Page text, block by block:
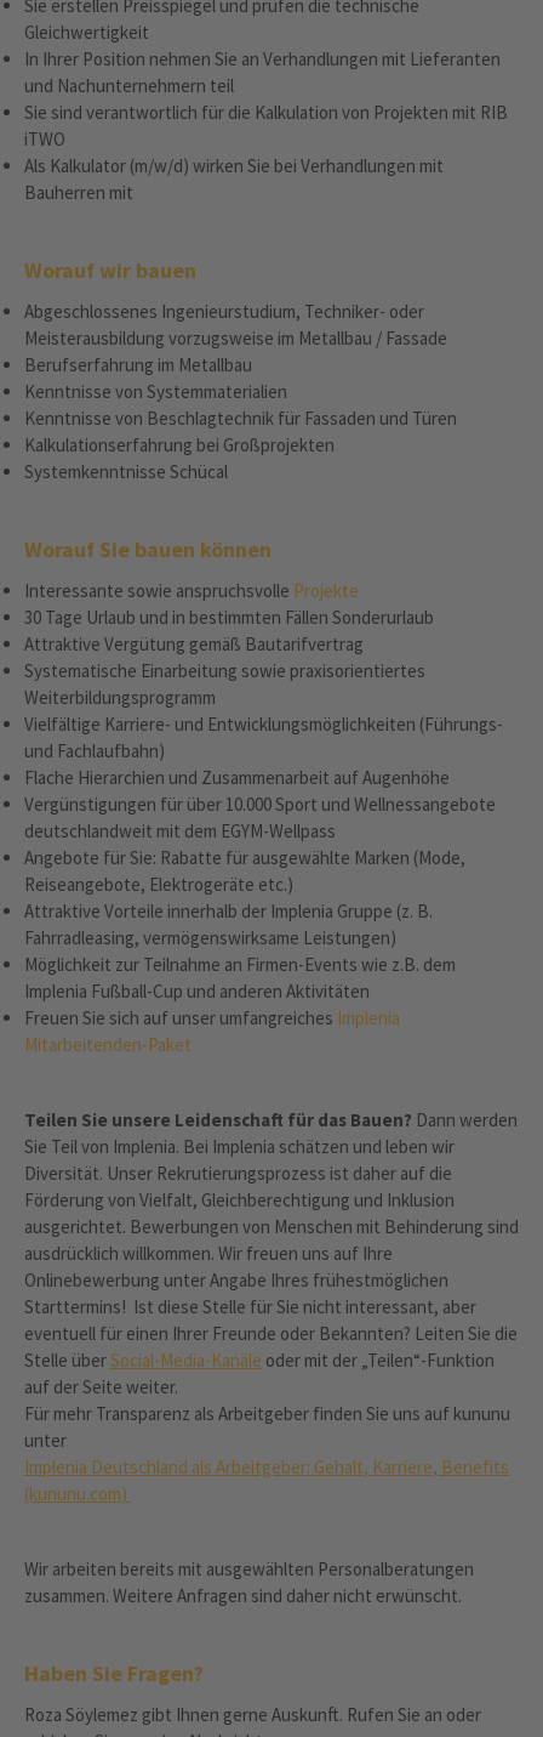
Sie erstellen Preisspiegel und prüfen die technische
Gleichwertigkeit
In Ihrer Position nehmen Sie an Verhandlungen mit Lieferanten
und Nachunternehmern teil
Sie sind verantwortlich für die Kalkulation von Projekten mit RIB
iTWO
Als Kalkulator (m/w/d) wirken Sie bei Verhandlungen mit
Bauherren mit
Worauf wir bauen
Abgeschlossenes Ingenieurstudium, Techniker- oder
Meisterausbildung vorzugsweise im Metallbau / Fassade
Berufserfahrung im Metallbau
Kenntnisse von Systemmaterialien
Kenntnisse von Beschlagtechnik für Fassaden und Türen
Kalkulationserfahrung bei Großprojekten
Systemkenntnisse Schücal
Worauf Sie bauen können
Interessante sowie anspruchsvolle Projekte
30 Tage Urlaub und in bestimmten Fällen Sonderurlaub
Attraktive Vergütung gemäß Bautarifvertrag
Systematische Einarbeitung sowie praxisorientiertes
Weiterbildungsprogramm
Vielfältige Karriere- und Entwicklungsmöglichkeiten (Führungs-
und Fachlaufbahn)
Flache Hierarchien und Zusammenarbeit auf Augenhöhe
Vergünstigungen für über 10.000 Sport und Wellnessangebote
deutschlandweit mit dem EGYM-Wellpass
Angebote für Sie: Rabatte für ausgewählte Marken (Mode,
Reiseangebote, Elektrogeräte etc.)
Attraktive Vorteile innerhalb der Implenia Gruppe (z. B.
Fahrradleasing, vermögenswirksame Leistungen)
Möglichkeit zur Teilnahme an Firmen-Events wie z.B. dem
Implenia Fußball-Cup und anderen Aktivitäten
Freuen Sie sich auf unser umfangreiches Implenia
Mitarbeitenden-Paket
Teilen Sie unsere Leidenschaft für das Bauen? Dann werden
Sie Teil von Implenia. Bei Implenia schätzen und leben wir
Diversität. Unser Rekrutierungsprozess ist daher auf die
Förderung von Vielfalt, Gleichberechtigung und Inklusion
ausgerichtet. Bewerbungen von Menschen mit Behinderung sind
ausdrücklich willkommen. Wir freuen uns auf Ihre
Onlinebewerbung unter Angabe Ihres frühestmöglichen
Starttermins! Ist diese Stelle für Sie nicht interessant, aber
eventuell für einen Ihrer Freunde oder Bekannten? Leiten Sie die
Stelle überSocial-Media-Kanäle oder mit der „Teilen“-Funktion
auf der Seite weiter.
Für mehr Transparenz als Arbeitgeber finden Sie uns auf kununu
unter
Implenia Deutschland als Arbeitgeber: Gehalt, Karriere, Benefits
(kununu.com)
Wir arbeiten bereits mit ausgewählten Personalberatungen
zusammen. Weitere Anfragen sind daher nicht erwünscht.
Haben Sie Fragen?
Roza Söylemez gibt Ihnen gerne Auskunft. Rufen Sie an oder